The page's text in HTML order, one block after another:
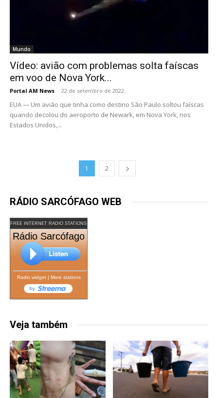
Mundo
Vídeo: avião com problemas solta faíscas
em voo de Nova York...
Portal AM News - 22 de setembro de 2022
EUA — Um avião que tinha como destino São Paulo soltou faíscas
quando decolou do aeroporto de Newark, em Nova York, nos
Estados Unidos,...
1 2
RÁDIO SARCÓFAGO WEB
FREE INTERNET RADIO STATIONS
Rádio Sarcófago
Radio widget| More stations
Veja também